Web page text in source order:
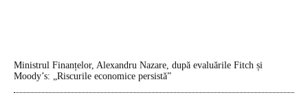
Ministrul Finanțelor, Alexandru Nazare, după evaluările Fitch și
Moody’s: „Riscurile economice persistă”